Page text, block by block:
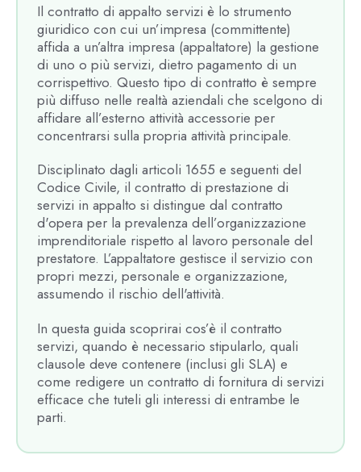
Il contratto di appalto servizi è lo strumento
giuridico con cui un’impresa (committente)
affida a un’altra impresa (appaltatore) la gestione
di uno o più servizi, dietro pagamento di un
corrispettivo. Questo tipo di contratto è sempre
più diffuso nelle realtà aziendali che scelgono di
affidare all’esterno attività accessorie per
concentrarsi sulla propria attività principale.
Disciplinato dagli articoli 1655 e seguenti del
Codice Civile, il contratto di prestazione di
servizi in appalto si distingue dal contratto
d'opera per la prevalenza dell’organizzazione
imprenditoriale rispetto al lavoro personale del
prestatore. L’appaltatore gestisce il servizio con
propri mezzi, personale e organizzazione,
assumendo il rischio dell'attività.
In questa guida scoprirai cos’è il contratto
servizi, quando è necessario stipularlo, quali
clausole deve contenere (inclusi gli SLA) e
come redigere un contratto di fornitura di servizi
efficace che tuteli gli interessi di entrambe le
parti.